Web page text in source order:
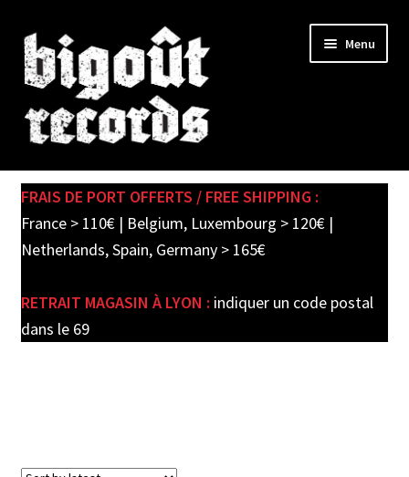
Skip
to
navigation
Skip
to
content
Menu
SHOP
child
PRE-ORDERS
FRAIS DE PORT OFFERTS / FREE SHIPPING :
France > 110€ | Belgium, Luxembourg > 120€ |
Netherlands, Spain, Germany > 165€
RETRAIT MAGASIN À LYON : indiquer un code postal
dans le 69